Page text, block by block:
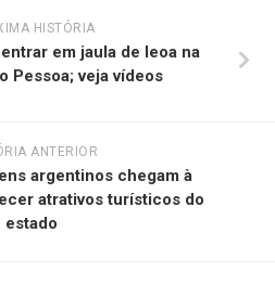
HISTÓRIA
em jaula de leoa na
Pessoa; veja vídeos
ANTERIOR
argentinos chegam à
atrativos turísticos do
estado